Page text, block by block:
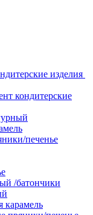
изделия
кондитерские
печенье
/батончики
карамель